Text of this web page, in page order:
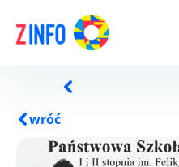
wróć